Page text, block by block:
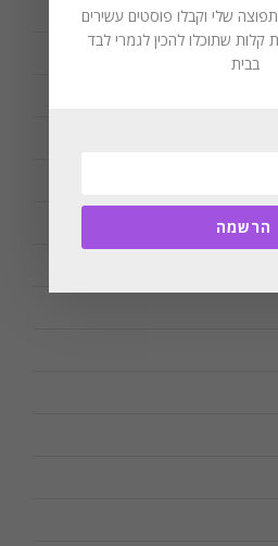
שלי וקבלו פוסטים עשירים
קלות שתוכלו להכין לגמרי לבד
בבית
הרשמה